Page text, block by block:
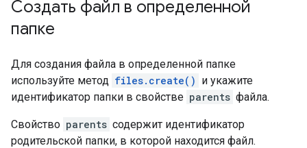
Создать файл в определенной
папке
Для создания файла в определенной папке
используйте метод files.create() и укажите
идентификатор папки в свойстве parents файла.
Свойство parents содержит идентификатор
родительской папки, в которой находится файл.